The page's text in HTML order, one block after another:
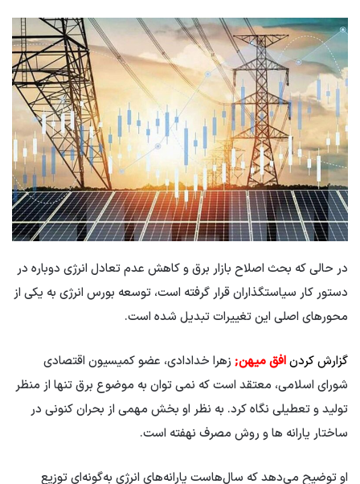
در حالی که بحث اصلاح بازار برق و کاهش عدم تعادل انرژی دوباره در
دستور کار سیاستگذاران قرار گرفته است، توسعه بورس انرژی به یکی از
محورهای اصلی این تغییرات تبدیل شده است.
گزارش کردنافق میهن; زهرا خدادادی، عضو کمیسیون اقتصادی
شورای اسلامی، معتقد است که نمی توان به موضوع برق تنها از منظر
تولید و تعطیلی نگاه کرد. به نظر او بخش مهمی از بحران کنونی در
ساختار یارانه ها و روش مصرف نهفته است.
او توضیح می‌دهد که سال‌هاست یارانه‌های انرژی به‌گونه‌ای توزیع